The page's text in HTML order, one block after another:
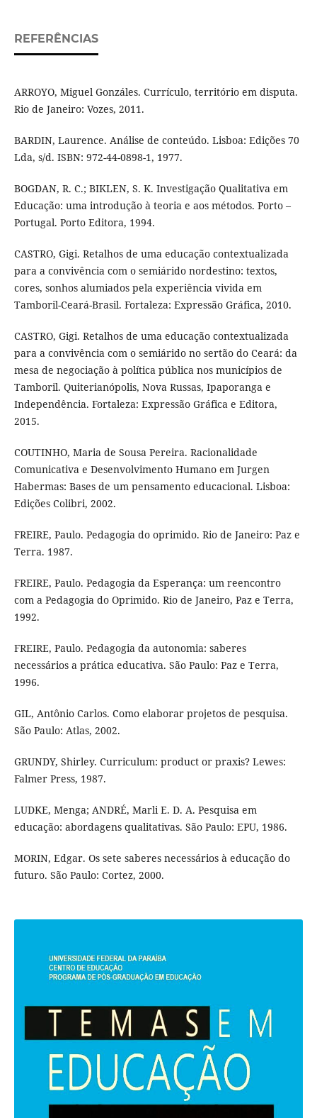
REFERÊNCIAS
ARROYO, Miguel Gonzáles. Currículo, território em disputa.
Rio de Janeiro: Vozes, 2011.
BARDIN, Laurence. Análise de conteúdo. Lisboa: Edições 70
Lda, s/d. ISBN: 972-44-0898-1, 1977.
BOGDAN, R. C.; BIKLEN, S. K. Investigação Qualitativa em
Educação: uma introdução à teoria e aos métodos. Porto –
Portugal. Porto Editora, 1994.
CASTRO, Gigi. Retalhos de uma educação contextualizada
para a convivência com o semiárido nordestino: textos,
cores, sonhos alumiados pela experiência vivida em
Tamboril-Ceará-Brasil. Fortaleza: Expressão Gráfica, 2010.
CASTRO, Gigi. Retalhos de uma educação contextualizada
para a convivência com o semiárido no sertão do Ceará: da
mesa de negociação à política pública nos municípios de
Tamboril. Quiterianópolis, Nova Russas, Ipaporanga e
Independência. Fortaleza: Expressão Gráfica e Editora,
2015.
COUTINHO, Maria de Sousa Pereira. Racionalidade
Comunicativa e Desenvolvimento Humano em Jurgen
Habermas: Bases de um pensamento educacional. Lisboa:
Edições Colibri, 2002.
FREIRE, Paulo. Pedagogia do oprimido. Rio de Janeiro: Paz e
Terra. 1987.
FREIRE, Paulo. Pedagogia da Esperança: um reencontro
com a Pedagogia do Oprimido. Rio de Janeiro, Paz e Terra,
1992.
FREIRE, Paulo. Pedagogia da autonomia: saberes
necessários a prática educativa. São Paulo: Paz e Terra,
1996.
GIL, Antônio Carlos. Como elaborar projetos de pesquisa.
São Paulo: Atlas, 2002.
GRUNDY, Shirley. Curriculum: product or praxis? Lewes:
Falmer Press, 1987.
LUDKE, Menga; ANDRÉ, Marli E. D. A. Pesquisa em
educação: abordagens qualitativas. São Paulo: EPU, 1986.
MORIN, Edgar. Os sete saberes necessários à educação do
futuro. São Paulo: Cortez, 2000.